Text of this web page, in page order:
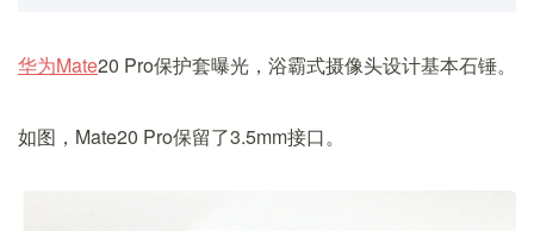
华为Mate20 Pro保护套曝光，浴霸式摄像头设计基本石锤。
如图，Mate20 Pro保留了3.5mm接口。